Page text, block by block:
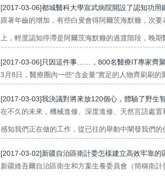
[2017-03-06]都城醫科大學宣武病院開設了認知功用
跟著年齒的增加，有些白叟會得阿爾茨海默癥，次
上，輕度認知停滯是阿爾茨海默癥的過渡階段，晚
[2017-03-06]只因這件事……，800名醫療IT專家齊
3月8日，醫療圈內一些“含金量”實足的人物齊刷刷的
[2017-03-03]我決議對將來放120個心，體驗了野生
在不久的未來，機械進修、深度進修、天然言語處
感知我們正在做的工作，從已往的舉動中闡發我們
[2017-03-02]新疆自治區衛計委怎樣建立高效牢靠的
新疆維吾爾自治區衛生和方案生養委員會（簡稱衛